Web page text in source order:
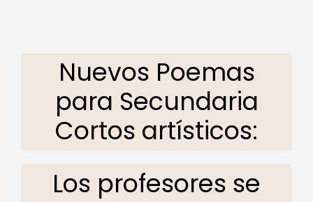
Nuevos Poemas
para Secundaria
Cortos artísticos:
Los profesores se